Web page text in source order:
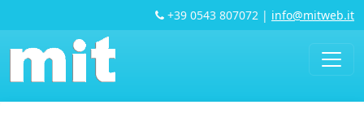
+39 0543 807072 | info@mitweb.it